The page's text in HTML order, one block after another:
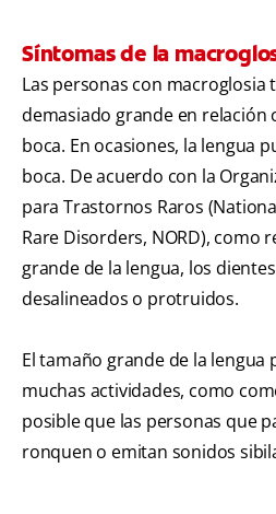
Síntomas de la
Las personas con macroglosia
demasiado grande en relación
boca. En ocasiones, la lengua
boca. De acuerdo con la
para Trastornos Raros
Rare Disorders, NORD), como
grande de la lengua, los
desalineados o protruidos.
El tamaño grande de la
muchas actividades, como
posible que las personas que
ronquen o emitan sonidos